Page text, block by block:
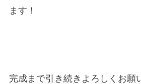
ます！
完成まで引き続きよろしくお願